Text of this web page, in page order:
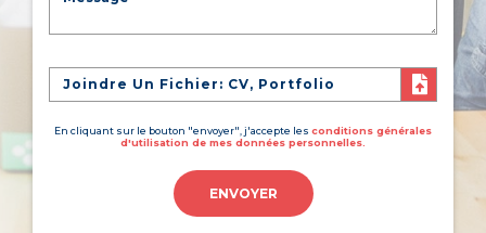
Joindre Un Fichier: CV, Portfolio
En cliquant sur le bouton "envoyer", j'accepte les conditions générales
d'utilisation de mes données personnelles.
ENVOYER